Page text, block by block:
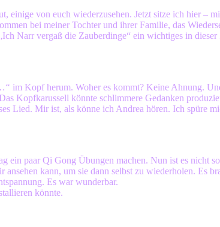
einige von euch wiederzusehen. Jetzt sitze ich hier
bei meiner Tochter und ihrer Familie, das
Narr vergaß die Zauberdinge“ ein wichtiges in
im Kopf herum. Woher es kommt? Keine Ahnung.
Kopfkarussell könnte schlimmere Gedanken
Lied. Mir ist, als könne ich Andrea hören. Ich spüre
paar Qi Gong Übungen machen. Nun ist es nicht
kann, um sie dann selbst zu wiederholen. Es
Es war wunderbar.
könnte.